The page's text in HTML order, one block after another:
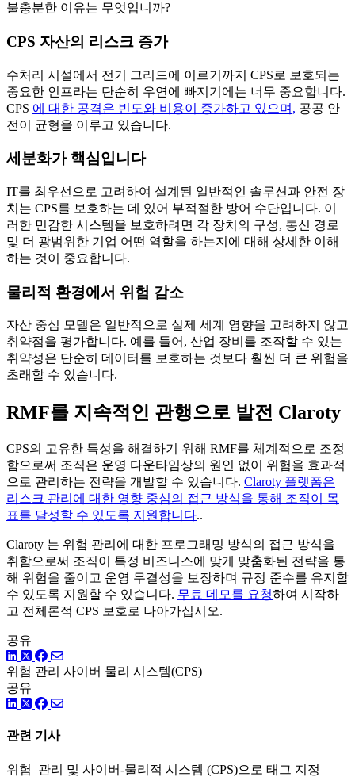
불충분한 이유는 무엇입니까?
CPS 자산의 리스크 증가
수처리 시설에서 전기 그리드에 이르기까지 CPS로 보호되는
중요한 인프라는 단순히 우연에 빠지기에는 너무 중요합니다.
CPS 에 대한 공격은 빈도와 비용이 증가하고 있으며, 공공 안
전이 균형을 이루고 있습니다.
세분화가 핵심입니다
IT를 최우선으로 고려하여 설계된 일반적인 솔루션과 안전 장
치는 CPS를 보호하는 데 있어 부적절한 방어 수단입니다. 이
러한 민감한 시스템을 보호하려면 각 장치의 구성, 통신 경로
및 더 광범위한 기업 어떤 역할을 하는지에 대해 상세한 이해
하는 것이 중요합니다.
물리적 환경에서 위험 감소
자산 중심 모델은 일반적으로 실제 세계 영향을 고려하지 않고
취약점을 평가합니다. 예를 들어, 산업 장비를 조작할 수 있는
취약성은 단순히 데이터를 보호하는 것보다 훨씬 더 큰 위험을
초래할 수 있습니다.
RMF를 지속적인 관행으로 발전 Claroty
CPS의 고유한 특성을 해결하기 위해 RMF를 체계적으로 조정
함으로써 조직은 운영 다운타임상의 원인 없이 위험을 효과적
으로 관리하는 전략을 개발할 수 있습니다. Claroty 플랫폼은
리스크 관리에 대한 영향 중심의 접근 방식을 통해 조직이 목
표를 달성할 수 있도록 지원합니다..
Claroty 는 위험 관리에 대한 프로그래밍 방식의 접근 방식을
취함으로써 조직이 특정 비즈니스에 맞게 맞춤화된 전략을 통
해 위험을 줄이고 운영 무결성을 보장하며 규정 준수를 유지할
수 있도록 지원할 수 있습니다. 무료 데모를 요청하여 시작하
고 전체론적 CPS 보호로 나아가십시오.
공유
링크드인
트위터페이스북
위험 관리 사이버 물리 시스템(CPS)
공유
링크드인
트위터페이스북
관련 기사
위험 관리 및 사이버-물리적 시스템 (CPS)으로 태그 지정